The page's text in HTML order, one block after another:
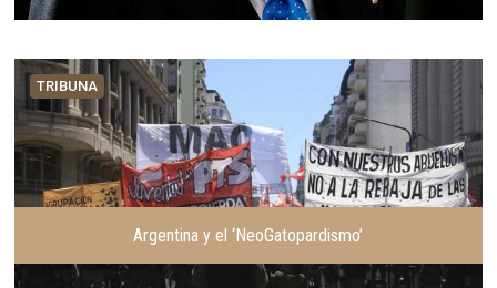
TRIBUNA
Argentina y el ‘NeoGatopardismo’